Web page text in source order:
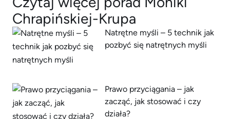
Chrapińskiej-Krupa
Natrętne myśli – 5 technik jak
pozbyć się natrętnych myśli
Prawo przyciągania – jak
zacząć, jak stosować i czy
działa?